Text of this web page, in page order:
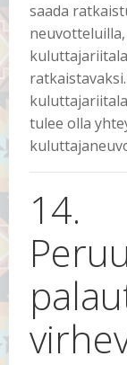
saada
tulee olla
14.